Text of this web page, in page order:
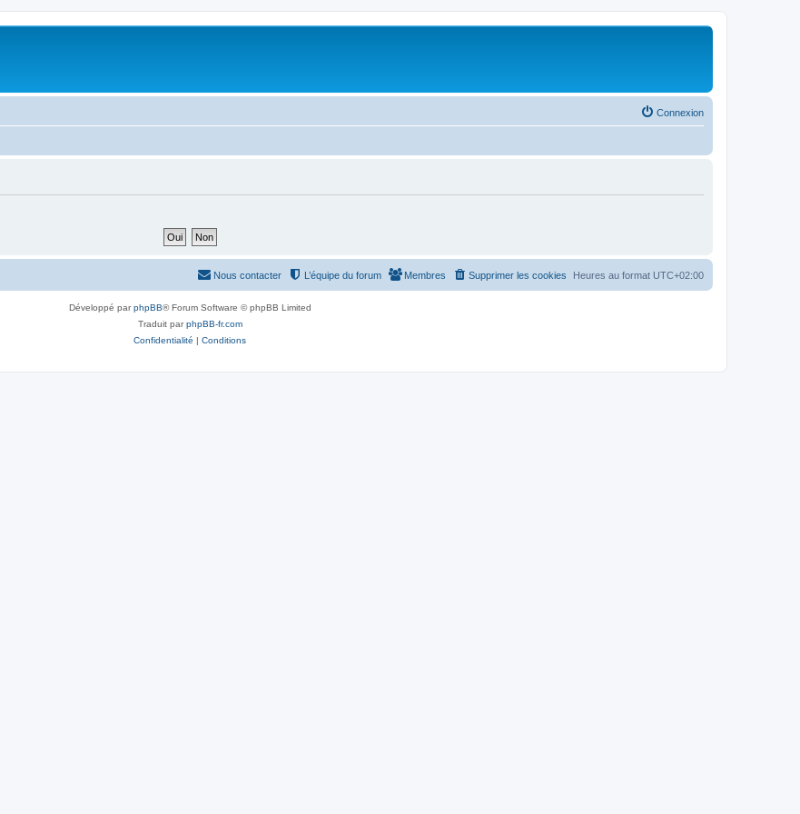
Connexion
Heures au format UTC+02:00
Supprimer les cookies
Membres
L’équipe du forum
Nous contacter
Développé parphpBB® Forum Software © phpBB Limited
Traduit parphpBB-fr.com
Confidentialité | Conditions